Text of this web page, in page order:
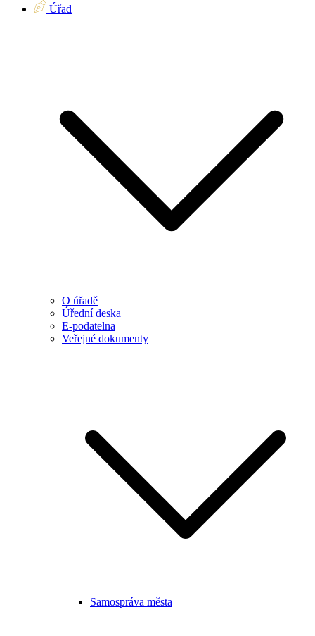
Úřad
O úřadě
Úřední deska
E-podatelna
Veřejné dokumenty
Samospráva města